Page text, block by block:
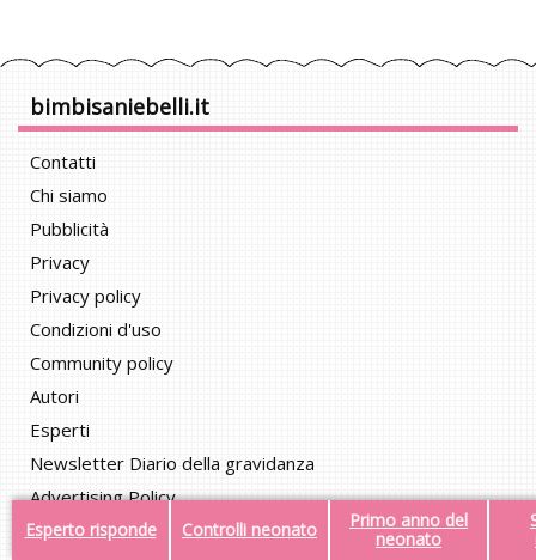
Esperto risponde Controlli neonato
Primo anno del
neonato
bimbisaniebelli.it
Contatti
Chi siamo
Pubblicità
Privacy
Privacy policy
Condizioni d'uso
Community policy
Autori
Esperti
Newsletter Diario della gravidanza
Advertising Policy
Notifiche push